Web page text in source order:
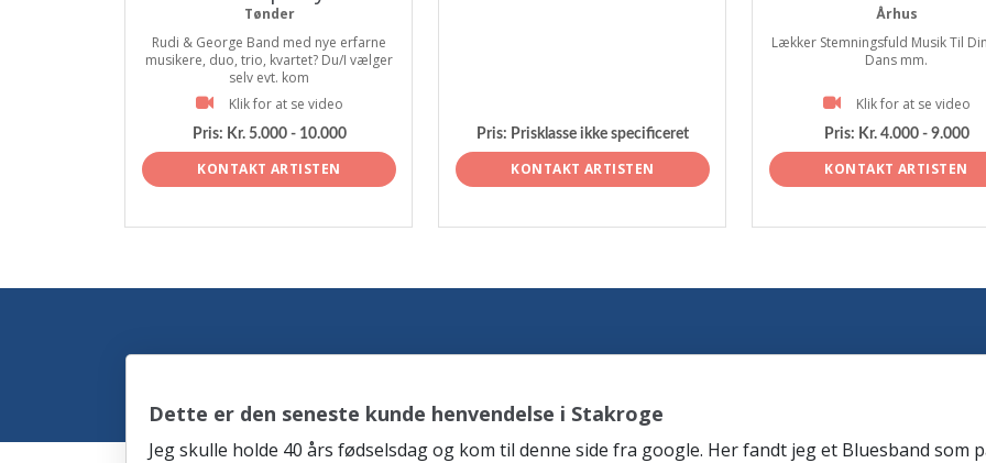
Tønder
Rudi & George Band med nye erfarne
musikere, duo, trio, kvartet? Du/I vælger
selv evt. kom
Klik for at se video
Pris: Kr. 5.000 - 10.000
KONTAKT ARTISTEN
Pris: Prisklasse ikke specificeret
KONTAKT ARTISTEN
Århus
Lækker Stemningsfuld Musik Til
Dans mm.
Klik for at se video
Pris: Kr. 4.000 - 9.000
KONTAKT ARTISTEN
Dette er den seneste kunde henvendelse i Stakroge
Jeg skulle holde 40 års fødselsdag og kom til denne side fra google. Her fandt jeg et Bluesband